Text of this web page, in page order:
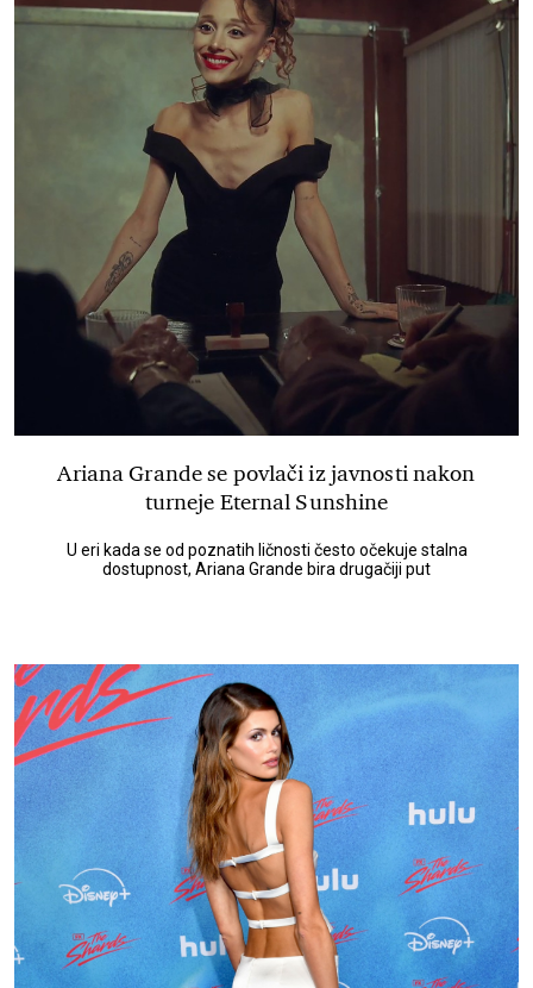
Ariana Grande se povlači iz javnosti nakon
turneje Eternal Sunshine
U eri kada se od poznatih ličnosti često očekuje stalna
dostupnost, Ariana Grande bira drugačiji put